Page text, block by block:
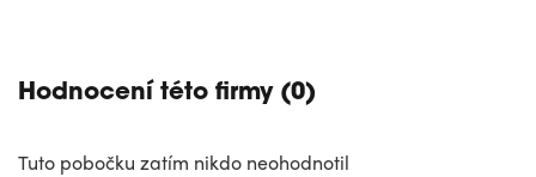
Hodnocení této firmy (0)
Tuto pobočku zatím nikdo neohodnotil